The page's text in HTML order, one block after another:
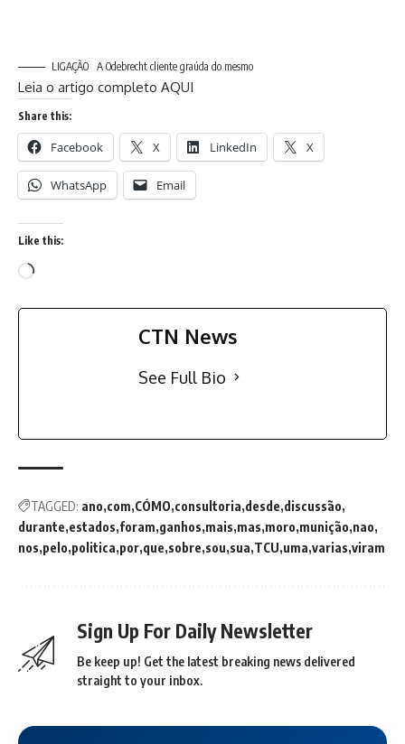
LIGAÇÃO A Odebrecht cliente graúda do mesmo
Leia o artigo completo AQUI
Share this:
Facebook X LinkedIn X
WhatsApp Email
Like this:
Loading…
CTN News
See Full Bio
TAGGED: ano com CÓMO consultoria desde discussão
durante estados foram ganhos mais mas moro munição nao
nos pelo politica por que sobre sou sua TCU uma varias viram
Sign Up For Daily Newsletter
Be keep up! Get the latest breaking news delivered
straight to your inbox.